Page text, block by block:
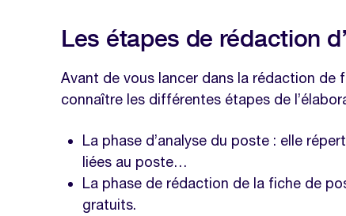
Les étapes de rédaction
Avant de vous lancer dans la rédaction de
connaître les différentes étapes de
La phase d’analyse du poste : elle
liées au poste…
La phase de rédaction de la fiche de
gratuits.